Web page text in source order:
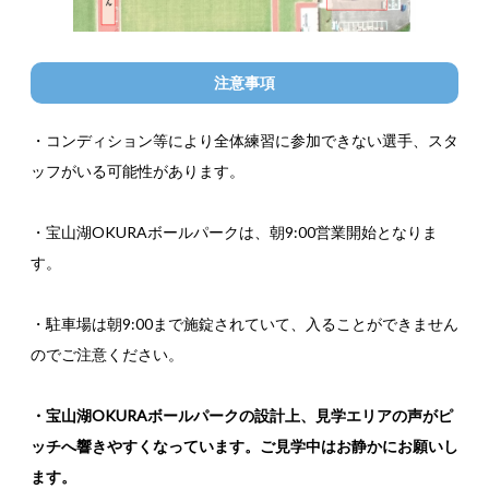
注意事項
・コンディション等により全体練習に参加できない選手、スタ
ッフがいる可能性があります。
・宝山湖OKURAボールパークは、朝9:00営業開始となりま
す。
・駐車場は朝9:00まで施錠されていて、入ることができません
のでご注意ください。
・宝山湖OKURAボールパークの設計上、見学エリアの声がピ
ッチへ響きやすくなっています。ご見学中はお静かにお願いし
ます。